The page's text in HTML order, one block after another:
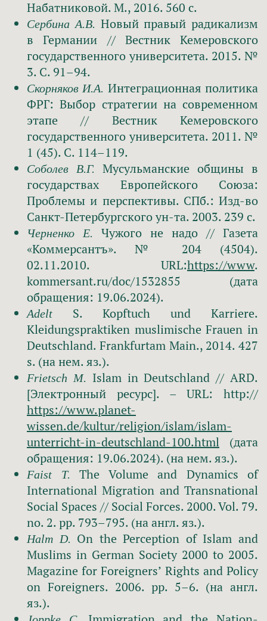
Набатниковой. М., 2016. 560 с.
Сербина А.В. Новый правый радикализм
в Германии // Вестник Кемеровского
государственного университета. 2015. №
3. С. 91–94.
Скорняков И.А. Интеграционная политика
ФРГ: Выбор стратегии на современном
этапе // Вестник Кемеровского
государственного университета. 2011. №
1 (45). С. 114–119.
Соболев В.Г.
Мусульманские общины в
государствах Европейского Союза:
Проблемы и перспективы. СПб.: Изд-во
Санкт-Петербургского ун-та. 2003. 239 с.
Черненко Е.
Чужого не надо // Газета
«Коммерсантъ». № 204 (4504).
02.11.2010. URL:https://www.
kommersant.ru/doc/1532855 (дата
обращения: 19.06.2024).
Adelt
S. Kopftuch und Karriere.
Kleidungspraktiken muslimische Frauen in
Deutschland. Frankfurtam Main., 2014. 427
s. (на нем. яз.).
Frietsch M. Islam in Deutschland // ARD.
[Электронный ресурс]. – URL: http://
https://www.planet-
wissen.de/kultur/religion/islam/islam-
unterricht-in-deutschland-100.html (дата
обращения: 19.06.2024). (на нем. яз.).
Faist T.
The Volume and Dynamics of
International Migration and Transnational
Social Spaces // Social Forces. 2000. Vol. 79.
no. 2. pp. 793–795. (на англ. яз.).
Halm D. On the Perception of Islam and
Muslims in German Society 2000 to 2005.
Magazine for Foreigners’ Rights and Policy
on Foreigners. 2006. pp. 5–6. (на англ.
яз.).